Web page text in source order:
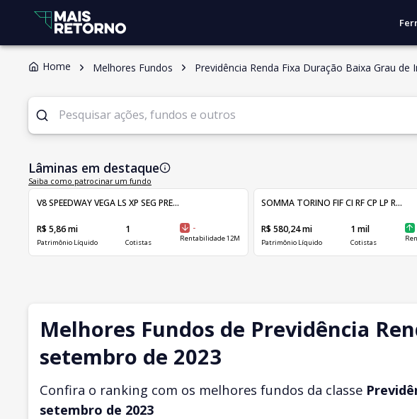
Home Melhores Fundos Previdência Renda Fixa Duração Baixa Grau de
Lâminas em destaque
Saiba como patrocinar um fundo
V8 SPEEDWAY VEGA LS XP SEG PRE...
R$ 5,86 mi
Patrimônio Líquido
1
Cotistas
-
Rentabilidade 12M
SOMMA TORINO FIF CI RF CP LP R...
R$ 580,24 mi
Patrimônio Líquido
1 mil
Cotistas
Melhores Fundos de Previdência
setembro de 2023
Confira o ranking com os melhores fundos da classe
setembro de 2023